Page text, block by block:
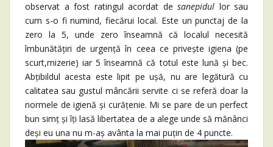
observat a fost ratingul acordat de sanepidul lor sau
cum s-o fi numind, fiecărui local. Este un punctaj de la
zero la 5, unde zero înseamnă că localul necesită
îmbunătățiri de urgență în ceea ce privește igiena (pe
scurt,mizerie) iar 5 înseamnă că totul este lună și bec.
Abțibildul acesta este lipit pe ușă, nu are legătură cu
calitatea sau gustul mâncării servite ci se referă doar la
normele de igienă și curățenie. Mi se pare de un perfect
bun simț și îți lasă libertatea de a alege unde să mănânci
deși eu una nu m-aș avânta la mai puțin de 4 puncte.